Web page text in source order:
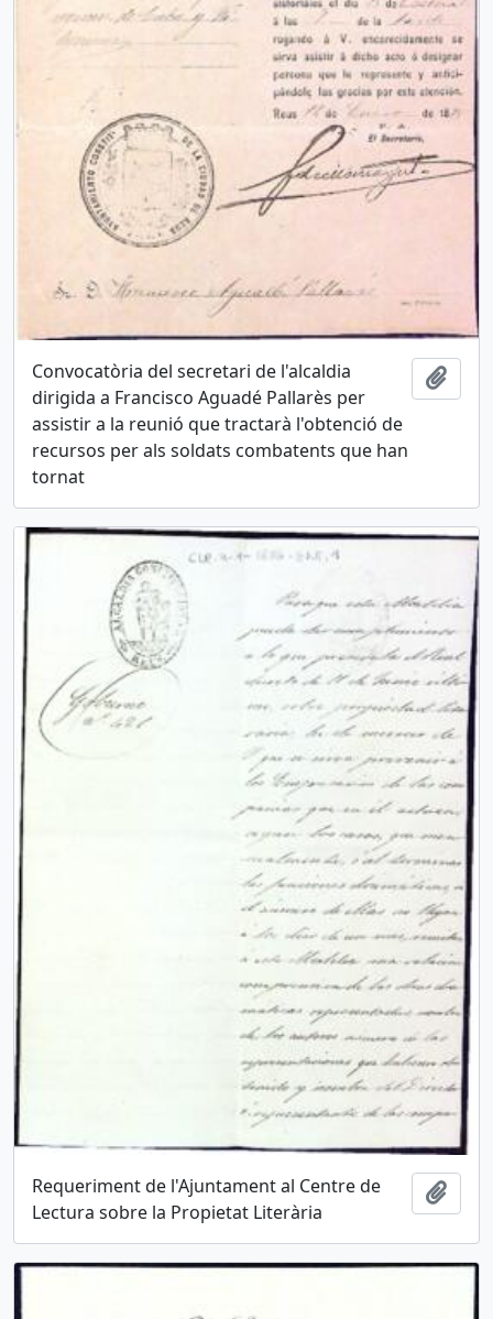
Convocatòria del secretari de l'alcaldia
dirigida a Francisco Aguadé Pallarès per
assistir a la reunió que tractarà l'obtenció de
recursos per als soldats combatents que han
tornat
Requeriment de l'Ajuntament al Centre de
Lectura sobre la Propietat Literària